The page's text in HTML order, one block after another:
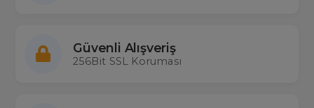
Güvenli Alışveriş
256Bit SSL Koruması